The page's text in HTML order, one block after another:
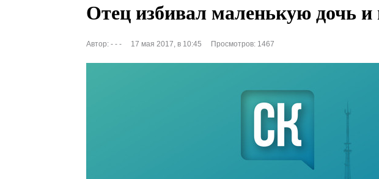
Отец избивал маленькую дочь
Автор: - - - 17 мая 2017, в 10:45 Просмотров: 1467